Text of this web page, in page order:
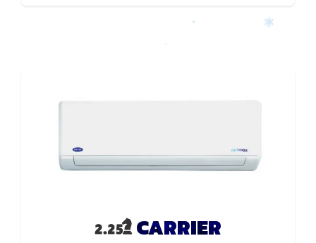
CARRIER